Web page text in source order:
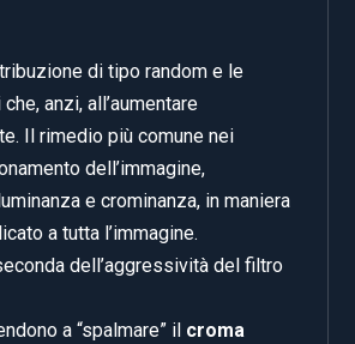
di tipo random e le
anzi, all’aumentare
Il rimedio più comune nei
dell’immagine,
e crominanza, in maniera
a tutta l’immagine.
dell’aggressività del filtro
a “spalmare” il croma